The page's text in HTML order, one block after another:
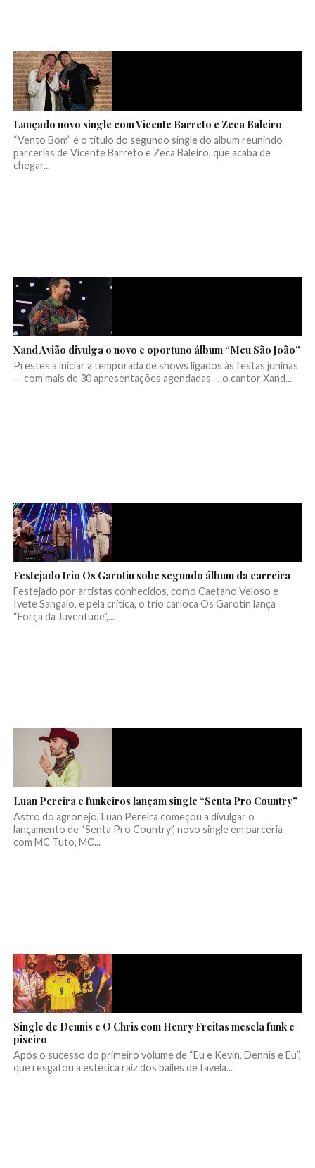
Lançado novo single com Vicente Barreto e Zeca Baleiro
“Vento Bom” é o título do segundo single do álbum reunindo
parcerias de Vicente Barreto e Zeca Baleiro, que acaba de
chegar...
Xand Avião divulga o novo e oportuno álbum “Meu São João”
Prestes a iniciar a temporada de shows ligados às festas juninas
— com mais de 30 apresentações agendadas –, o cantor Xand...
Festejado trio Os Garotin sobe segundo álbum da carreira
Festejado por artistas conhecidos, como Caetano Veloso e
Ivete Sangalo, e pela crítica, o trio carioca Os Garotin lança
“Força da Juventude”,...
Luan Pereira e funkeiros lançam single “Senta Pro Country”
Astro do agronejo, Luan Pereira começou a divulgar o
lançamento de “Senta Pro Country”, novo single em parceria
com MC Tuto, MC...
Single de Dennis e O Chris com Henry Freitas mescla funk e
piseiro
Após o sucesso do primeiro volume de “Eu e Kevin, Dennis e Eu”,
que resgatou a estética raiz dos bailes de favela...